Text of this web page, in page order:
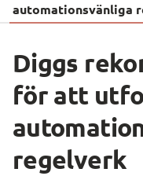
automationsvänliga
Diggs
för att
regelverk